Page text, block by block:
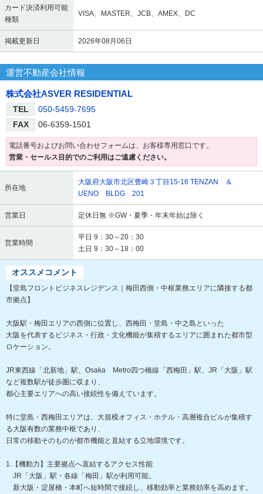
カード決済利用可能
種類
VISA、MASTER、JCB、AMEX、DC
掲載更新日 2026年08月06日
運営不動産会社情報
株式会社ASVER RESIDENTIAL
TEL
050-5459-7695
FAX
06-6359-1501
電話番号およびお問い合わせフォームは、お客様専用窓口です。
営業・セールス目的でのご利用はご遠慮ください。
所在地
大阪府大阪市北区豊崎３丁目15-16 TENZAN ＆
UENO BLDG 201
営業日 定休日無 ※GW・夏季・年末年始は除く
営業時間
平日 9：30～20：30
土日 9：30～18：00
オススメコメント
【堂島フロントビジネスレジデンス｜梅田西側・中枢業務エリアに隣接する都
市拠点】
大阪駅・梅田エリアの西側に位置し、西梅田・堂島・中之島といった
大阪を代表するビジネス・行政・文化機能が集積するエリアに囲まれた都市型
ロケーション。
JR東西線「北新地」駅、Osaka Metro四つ橋線「西梅田」駅、JR「大阪」駅
など複数駅が徒歩圏に収まり、
都心主要エリアへの高い接続性を備えています。
特に堂島・西梅田エリアは、大規模オフィス・ホテル・高層複合ビルが集積す
る大阪有数の業務中枢であり、
日常の移動そのものが都市機能と直結する立地環境です。
1.【機動力】主要拠点へ直結するアクセス性能
JR「大阪」駅・各線「梅田」駅が利用可能。
新大阪・淀屋橋・本町へ短時間で接続し、移動効率と業務効率を高めます。